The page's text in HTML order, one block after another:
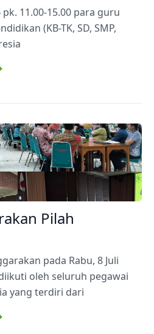
pk. 11.00-15.00 para guru
(KB-TK, SD, SMP,
Pilah
pada Rabu, 8 Juli
oleh seluruh pegawai
yang terdiri dari